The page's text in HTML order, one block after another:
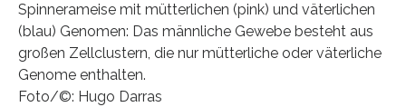
Spinnerameise mit mütterlichen (pink) und väterlichen
(blau) Genomen: Das männliche Gewebe besteht aus
großen Zellclustern, die nur mütterliche oder väterliche
Genome enthalten.
Foto/©: Hugo Darras